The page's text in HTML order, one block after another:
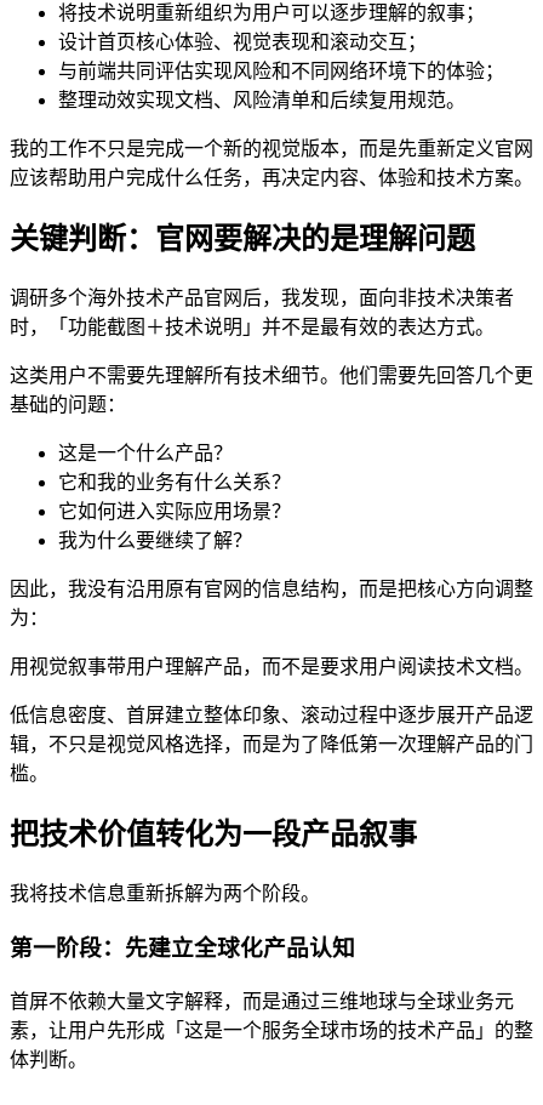
将技术说明重新组织为用户可以逐步理解的叙事；
设计首页核心体验、视觉表现和滚动交互；
与前端共同评估实现风险和不同网络环境下的体验；
整理动效实现文档、风险清单和后续复用规范。
我的工作不只是完成一个新的视觉版本，而是先重新定义官网
应该帮助用户完成什么任务，再决定内容、体验和技术方案。
关键判断：官网要解决的是理解问题
调研多个海外技术产品官网后，我发现，面向非技术决策者
时，「功能截图＋技术说明」并不是最有效的表达方式。
这类用户不需要先理解所有技术细节。他们需要先回答几个更
基础的问题：
这是一个什么产品？
它和我的业务有什么关系？
它如何进入实际应用场景？
我为什么要继续了解？
因此，我没有沿用原有官网的信息结构，而是把核心方向调整
为：
用视觉叙事带用户理解产品，而不是要求用户阅读技术文档。
低信息密度、首屏建立整体印象、滚动过程中逐步展开产品逻
辑，不只是视觉风格选择，而是为了降低第一次理解产品的门
槛。
把技术价值转化为一段产品叙事
我将技术信息重新拆解为两个阶段。
第一阶段：先建立全球化产品认知
首屏不依赖大量文字解释，而是通过三维地球与全球业务元
素，让用户先形成「这是一个服务全球市场的技术产品」的整
体判断。